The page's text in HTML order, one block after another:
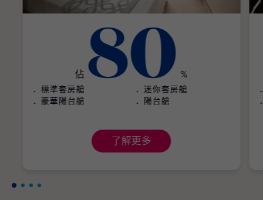
佔 80 %
標準套房艙
迷你套房艙
豪華陽台艙
陽台艙
了解更多